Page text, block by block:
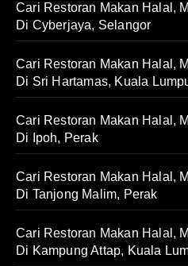
Cari Restoran Makan Halal,
Di Cyberjaya, Selangor
Cari Restoran Makan Halal,
Di Sri Hartamas, Kuala
Cari Restoran Makan Halal,
Di Ipoh, Perak
Cari Restoran Makan Halal,
Di Tanjong Malim, Perak
Cari Restoran Makan Halal,
Di Kampung Attap, Kuala